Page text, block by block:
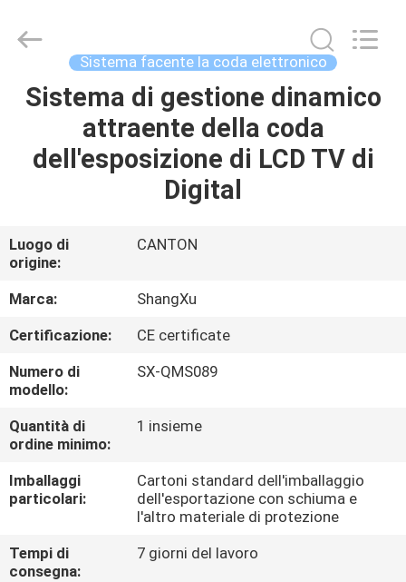
CASA
PRODOTTI
NOI
GIRO
DELLA
FABBRICA
CONTROLLO
DI
QUALITÀ
CONTATTICI
Co.,Ltd.
Developed
Sistema facente la coda elettronico
Sistema di gestione dinamico
attraente della coda
dell'esposizione di LCD TV di
Digital
Luogo di
origine:
CANTON
Marca:
ShangXu
Certificazione:
CE certificate
Numero di
modello:
SX-QMS089
Quantità di
ordine minimo:
1 insieme
Imballaggi
particolari:
Cartoni standard dell'imballaggio
dell'esportazione con schiuma e
l'altro materiale di protezione
Tempi di
consegna:
7 giorni del lavoro